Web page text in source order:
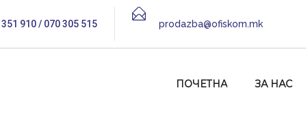
351 910 / 070 305 515 prodazba@ofiskom.mk
ПОЧЕТНА ЗА НАС